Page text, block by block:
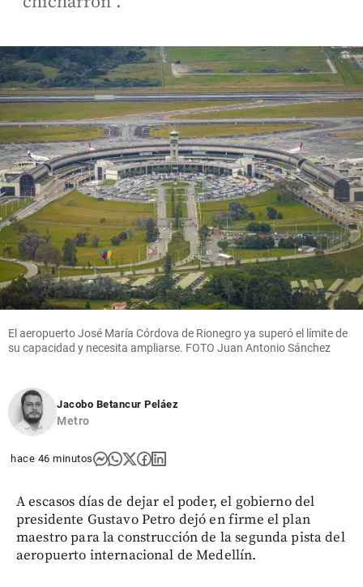
El aeropuerto José María Córdova de Rionegro ya superó el límite de
su capacidad y necesita ampliarse. FOTO Juan Antonio Sánchez
Jacobo Betancur Peláez
Metro
hace 46 minutos
A escasos días de dejar el poder, el gobierno del
presidente Gustavo Petro dejó en firme el plan
maestro para la construcción de la segunda pista del
aeropuerto internacional de Medellín.